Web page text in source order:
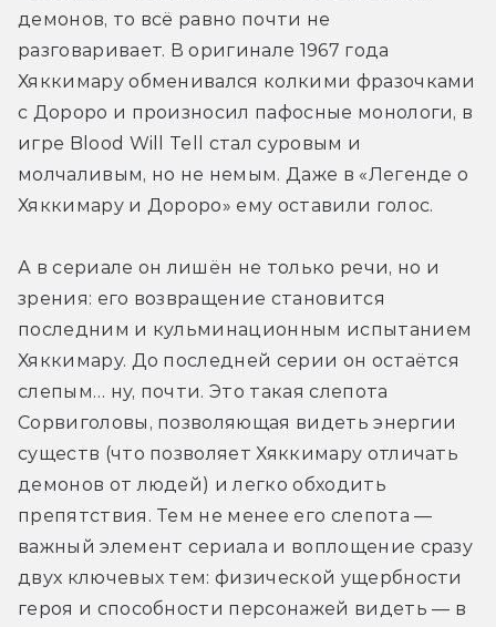
демонов, то всё равно почти не
разговаривает. В оригинале 1967 года
Хяккимару обменивался колкими фразочками
с Дороро и произносил пафосные монологи, в
игре Blood Will Tell стал суровым и
молчаливым, но не немым. Даже в «Легенде о
Хяккимару и Дороро» ему оставили голос.
А в сериале он лишён не только речи, но и
зрения: его возвращение становится
последним и кульминационным испытанием
Хяккимару. До последней серии он остаётся
слепым… ну, почти. Это такая слепота
Сорвиголовы, позволяющая видеть энергии
существ (что позволяет Хяккимару отличать
демонов от людей) и легко обходить
препятствия. Тем не менее его слепота —
важный элемент сериала и воплощение сразу
двух ключевых тем: физической ущербности
героя и способности персонажей видеть — в